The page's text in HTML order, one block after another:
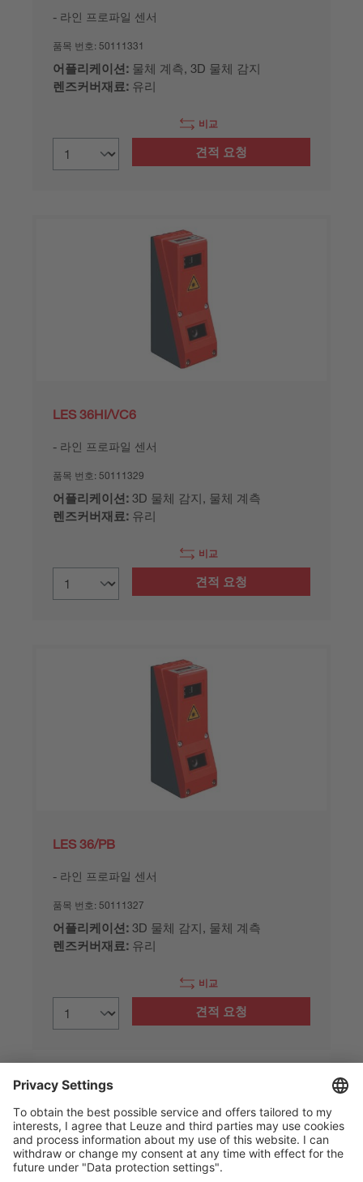
라인 프로파일 센서
품목 번호: 50111331
어플리케이션: 물체 계측, 3D 물체 감지
렌즈커버재료: 유리
비교
견적 요청
LES 36HI/VC6
라인 프로파일 센서
품목 번호: 50111329
어플리케이션: 3D 물체 감지, 물체 계측
렌즈커버재료: 유리
비교
견적 요청
LES 36/PB
라인 프로파일 센서
품목 번호: 50111327
어플리케이션: 3D 물체 감지, 물체 계측
렌즈커버재료: 유리
비교
견적 요청
상품 정보: 26. 8. 6.
The Sensor People